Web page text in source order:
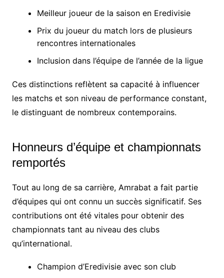
Meilleur joueur de la saison en Eredivisie
Prix du joueur du match lors de plusieurs
rencontres internationales
Inclusion dans l’équipe de l’année de la ligue
Ces distinctions reflètent sa capacité à influencer
les matchs et son niveau de performance constant,
le distinguant de nombreux contemporains.
Honneurs d’équipe et championnats
remportés
Tout au long de sa carrière, Amrabat a fait partie
d’équipes qui ont connu un succès significatif. Ses
contributions ont été vitales pour obtenir des
championnats tant au niveau des clubs
qu’international.
Champion d’Eredivisie avec son club